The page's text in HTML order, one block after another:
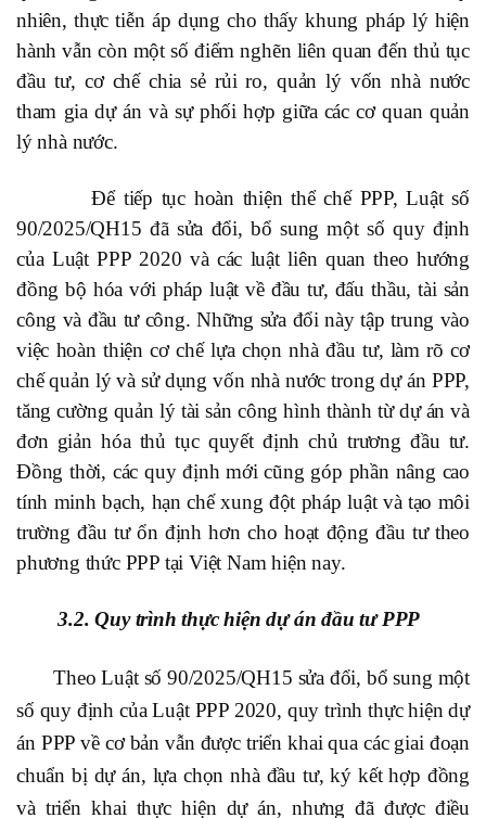
nhiên, thực tiễn áp dụng cho thấy khung pháp lý hiện
hành vẫn còn một số điểm nghẽn liên quan đến thủ tục
đầu tư, cơ chế chia sẻ rủi ro, quản lý vốn nhà nước
tham gia dự án và sự phối hợp giữa các cơ quan quản
lý nhà nước.
Để tiếp tục hoàn thiện thể chế PPP, Luật số
90/2025/QH15 đã sửa đổi, bổ sung một số quy định
của Luật PPP 2020 và các luật liên quan theo hướng
đồng bộ hóa với pháp luật về đầu tư, đấu thầu, tài sản
công và đầu tư công. Những sửa đổi này tập trung vào
việc hoàn thiện cơ chế lựa chọn nhà đầu tư, làm rõ cơ
chế quản lý và sử dụng vốn nhà nước trong dự án PPP,
tăng cường quản lý tài sản công hình thành từ dự án và
đơn giản hóa thủ tục quyết định chủ trương đầu tư.
Đồng thời, các quy định mới cũng góp phần nâng cao
tính minh bạch, hạn chế xung đột pháp luật và tạo môi
trường đầu tư ổn định hơn cho hoạt động đầu tư theo
phương thức PPP tại Việt Nam hiện nay.
3.2. Quy trình thực hiện dự án đầu tư PPP
Theo Luật số 90/2025/QH15 sửa đổi, bổ sung một
số quy định của Luật PPP 2020, quy trình thực hiện dự
án PPP về cơ bản vẫn được triển khai qua các giai đoạn
chuẩn bị dự án, lựa chọn nhà đầu tư, ký kết hợp đồng
và triển khai thực hiện dự án, nhưng đã được điều